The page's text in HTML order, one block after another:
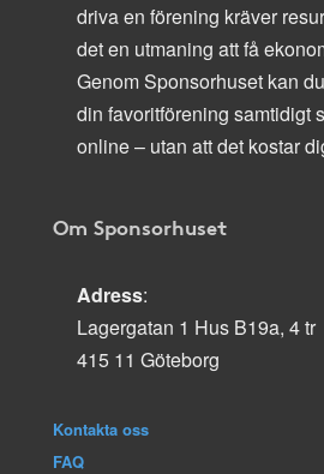
driva en förening kräver
det en utmaning att få
Genom Sponsorhuset kan
din favoritförening samtidigt
online – utan att det kostar
Om Sponsorhuset
Adress:
Lagergatan 1 Hus B19a, 4 tr
415 11 Göteborg
Kontakta oss
FAQ